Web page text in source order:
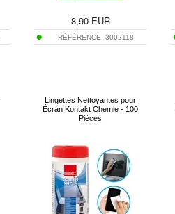
8,90EUR
RÉFÉRENCE: 3002118
Lingettes Nettoyantes pour
Écran Kontakt Chemie - 100
Pièces